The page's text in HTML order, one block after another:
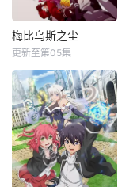
梅比乌斯之尘
更新至第05集